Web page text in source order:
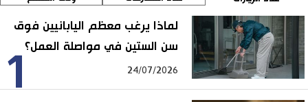
1
لماذا يرغب معظم اليابانيين فوق
سن الستين في مواصلة العمل؟
24/07/2026